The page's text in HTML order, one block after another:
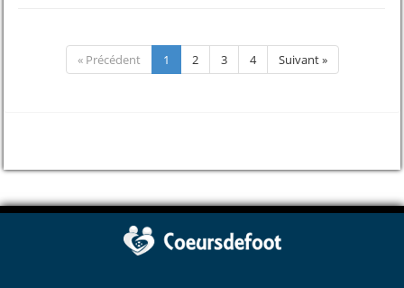
« Précédent 1 2 3 4 Suivant »